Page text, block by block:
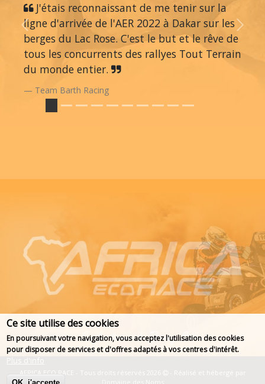
J'étais reconnaissant de me tenir sur la
ligne d'arrivée de l'AER 2022 à Dakar sur les
berges du Lac Rose. C'est le but et le rêve de
tous les concurrents des rallyes Tout Terrain
du monde entier.
Team Barth Racing
Previous Next
AFRICA ECO RACE - Tous droits réservés 2026
- Réalisé et hébergé par
Ce site utilise des cookies
En poursuivant votre navigation, vous acceptez l'utilisation des cookies
pour disposer de services et d'offres adaptés à vos centres d'intérêt.
Plus d'info